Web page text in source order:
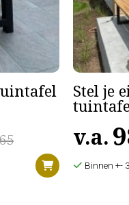
Stel je
v.a.
Binnen +-